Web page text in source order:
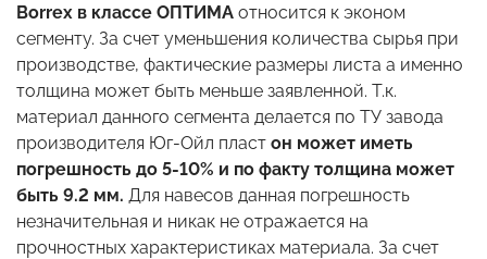
Borrex в классе ОПТИМА относится к эконом
сегменту. За счет уменьшения количества сырья при
производстве, фактические размеры листа а именно
толщина может быть меньше заявленной. Т.к.
материал данного сегмента делается по ТУ завода
производителя Юг-Ойл пласт он может иметь
погрешность до 5-10% и по факту толщина может
быть 9.2 мм. Для навесов данная погрешность
незначительная и никак не отражается на
прочностных характеристиках материала. За счет